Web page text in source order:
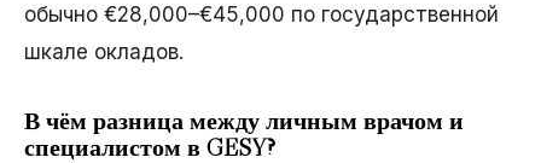
обычно €28,000–€45,000 по государственной
шкале окладов.
В чём разница между личным врачом и
специалистом в GESY?